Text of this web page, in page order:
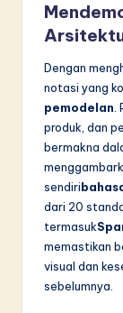
Dengan
notasi yang
pemodelan
produk, dan
bermakna
sendiri
dari 20
termasuk
memastikan
visual dan
sebelumnya.